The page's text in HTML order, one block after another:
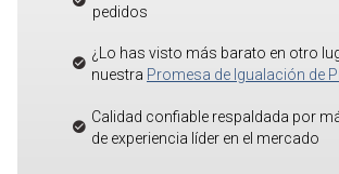
pedidos
¿Lo has visto más barato en otro
nuestra Promesa de Igualación de
Calidad confiable respaldada por
de experiencia líder en el mercado